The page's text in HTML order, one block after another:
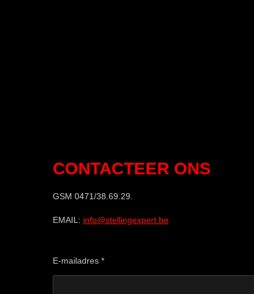
CONTACTEER ONS
GSM 0471/38.69.29.
EMAIL: info@stellingexpert.be
E-mailadres *